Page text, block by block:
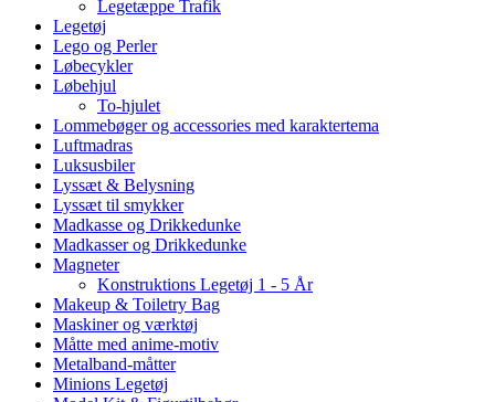
Legetæppe Trafik
Legetøj
Lego og Perler
Løbecykler
Løbehjul
To-hjulet
Lommebøger og accessories med karaktertema
Luftmadras
Luksusbiler
Lyssæt & Belysning
Lyssæt til smykker
Madkasse og Drikkedunke
Madkasser og Drikkedunke
Magneter
Konstruktions Legetøj 1 - 5 År
Makeup & Toiletry Bag
Maskiner og værktøj
Måtte med anime-motiv
Metalband-måtter
Minions Legetøj